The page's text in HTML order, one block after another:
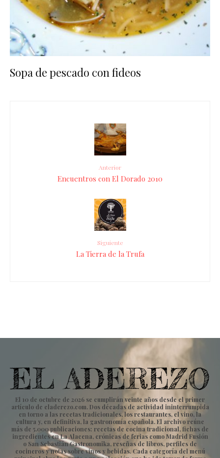
Sopa de pescado con fideos
Anterior
Encuentros con El Dorado 2010
Siguiente
La Tierra de la Trufa
El 10 de octubre de 2026 se cumplirán veinte años desde el primer
artículo de eladerezo.com. Dos décadas de actividad ininterrumpida
en torno a las recetas tradicionales, los restaurantes, el vino, la
cultura y, en definitiva, la gastronomía española. El archivo reúne
más de 5.000 publicaciones: recetas de cocina tradicional, fichas de
ingredientes en La Alacena, crónicas de ferias como Madrid Fusión
o San Sebastián Gastronomika, reseñas de libros, perfiles de
cocineros y notas sobre vinos y bebidas. Cada categoría del menú